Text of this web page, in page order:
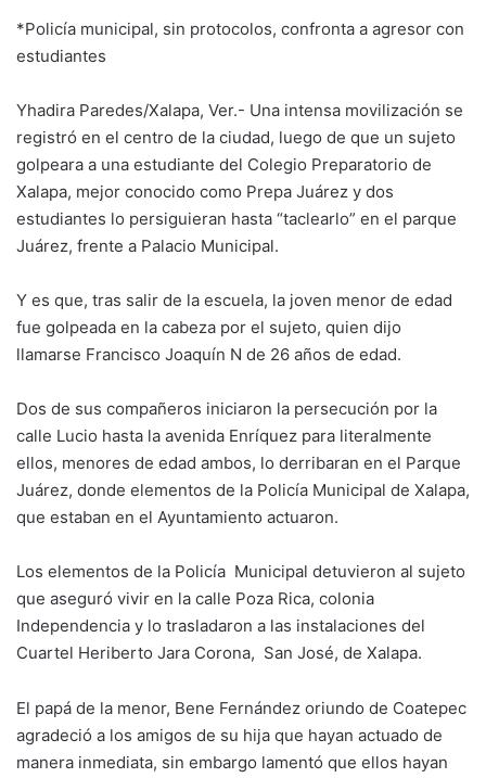
*Policía municipal, sin protocolos, confronta a agresor con
estudiantes
Yhadira Paredes/Xalapa, Ver.- Una intensa movilización se
registró en el centro de la ciudad, luego de que un sujeto
golpeara a una estudiante del Colegio Preparatorio de
Xalapa, mejor conocido como Prepa Juárez y dos
estudiantes lo persiguieran hasta “taclearlo” en el parque
Juárez, frente a Palacio Municipal.
Y es que, tras salir de la escuela, la joven menor de edad
fue golpeada en la cabeza por el sujeto, quien dijo
llamarse Francisco Joaquín N de 26 años de edad.
Dos de sus compañeros iniciaron la persecución por la
calle Lucio hasta la avenida Enríquez para literalmente
ellos, menores de edad ambos, lo derribaran en el Parque
Juárez, donde elementos de la Policía Municipal de Xalapa,
que estaban en el Ayuntamiento actuaron.
Los elementos de la Policía Municipal detuvieron al sujeto
que aseguró vivir en la calle Poza Rica, colonia
Independencia y lo trasladaron a las instalaciones del
Cuartel Heriberto Jara Corona, San José, de Xalapa.
El papá de la menor, Bene Fernández oriundo de Coatepec
agradeció a los amigos de su hija que hayan actuado de
manera inmediata, sin embargo lamentó que ellos hayan